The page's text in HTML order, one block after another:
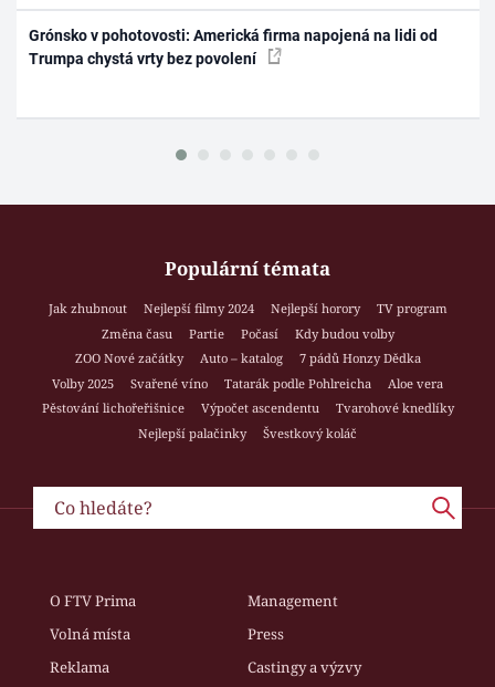
Grónsko v pohotovosti: Americká firma napojená na lidi od
Trumpa chystá vrty bez povolení
Populární témata
Jak zhubnout Nejlepší filmy 2024 Nejlepší horory
TV program
Změna času
Partie Počasí
Kdy budou volby
ZOO Nové začátky
Auto – katalog
7 pádů Honzy Dědka
Volby 2025
Svařené víno Tatarák podle Pohlreicha
Aloe vera
Pěstování lichořeřišnice
Výpočet ascendentu
Tvarohové knedlíky
Nejlepší palačinky
Švestkový koláč
O FTV Prima
Management
Volná místa
Press
Reklama
Castingy a výzvy